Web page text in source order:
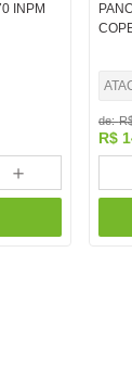
INPM
＋
de:
R$